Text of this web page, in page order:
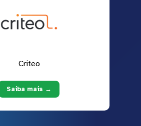
Criteo
Saiba mais →